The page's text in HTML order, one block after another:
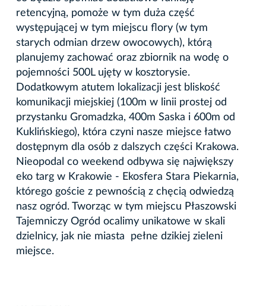
retencyjną, pomoże w tym duża część
występującej w tym miejscu flory (w tym
starych odmian drzew owocowych), którą
planujemy zachować oraz zbiornik na wodę o
pojemności 500L ujęty w kosztorysie.
Dodatkowym atutem lokalizacji jest bliskość
komunikacji miejskiej (100m w linii prostej od
przystanku Gromadzka, 400m Saska i 600m od
Kuklińskiego), która czyni nasze miejsce łatwo
dostępnym dla osób z dalszych części Krakowa.
Nieopodal co weekend odbywa się największy
eko targ w Krakowie - Ekosfera Stara Piekarnia,
którego goście z pewnością z chęcią odwiedzą
nasz ogród. Tworząc w tym miejscu Płaszowski
Tajemniczy Ogród ocalimy unikatowe w skali
dzielnicy, jak nie miasta pełne dzikiej zieleni
miejsce.